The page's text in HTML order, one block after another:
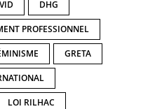
DHG
PROFESSIONNEL
GRETA
LOI RILHAC